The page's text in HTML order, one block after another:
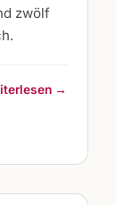
zwölf
→